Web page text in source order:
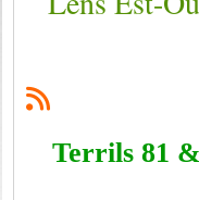
Terrils 81